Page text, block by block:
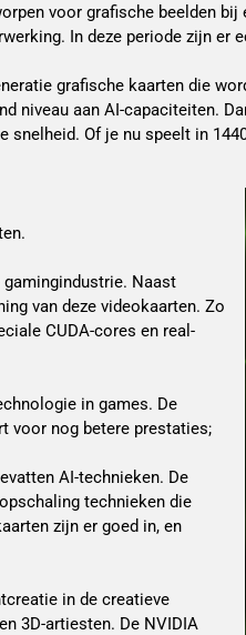
voor grafische beelden
In deze periode zijn
grafische kaarten die
niveau aan AI-capaciteiten.
Of je nu speelt in
Naast
van deze videokaarten. Zo
CUDA-cores en real-
in games. De
voor nog betere prestaties;
AI-technieken. De
technieken die
zijn er goed in, en
in de creatieve
3D-artiesten. De NVIDIA